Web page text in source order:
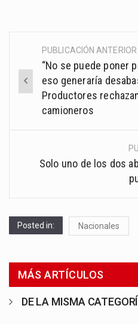
Post
navigation
PUBLICACIÓN ANTERIOR
“No se puede poner
eso generaría
Productores
camioneros
Solo uno de los dos
Posted in: Nacionales
MÁS ARTÍCULOS
DE LA MISMA